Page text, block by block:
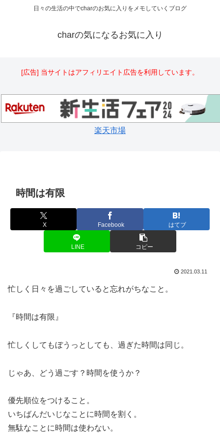
日々の生活の中でcharのお気に入りをメモしていくブログ
charの気になるお気に入り
[広告] 当サイトはアフィリエイト広告を利用しています。
楽天市場
時間は有限
X Facebook はてブ
LINE コピー
2021.03.11
忙しく日々を過ごしていると忘れがちなこと。
『時間は有限』
忙しくしてもぼうっとしても、過ぎた時間は同じ。
じゃあ、どう過ごす？時間を使うか？
優先順位をつけること。
いちばんだいじなことに時間を割く。
無駄なことに時間は使わない。